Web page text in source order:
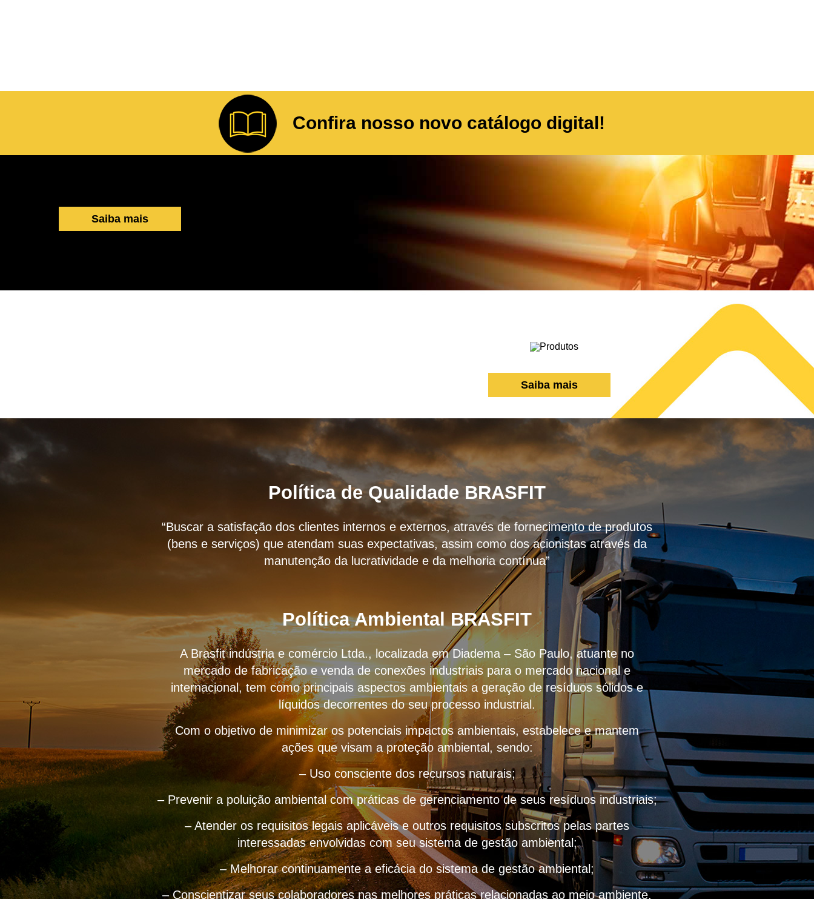
Confira nosso novo catálogo digital!
Saiba mais
Saiba mais
Política de Qualidade BRASFIT
“Buscar a satisfação dos clientes internos e externos, através de fornecimento de produtos
(bens e serviços) que atendam suas expectativas, assim como dos acionistas através da
manutenção da lucratividade e da melhoria contínua”
Política Ambiental BRASFIT
A Brasfit indústria e comércio Ltda., localizada em Diadema – São Paulo, atuante no
mercado de fabricação e venda de conexões industriais para o mercado nacional e
internacional, tem como principais aspectos ambientais a geração de resíduos sólidos e
líquidos decorrentes do seu processo industrial.
Com o objetivo de minimizar os potenciais impactos ambientais, estabelece e mantem
ações que visam a proteção ambiental, sendo:
– Uso consciente dos recursos naturais;
– Prevenir a poluição ambiental com práticas de gerenciamento de seus resíduos industriais;
– Atender os requisitos legais aplicáveis e outros requisitos subscritos pelas partes
interessadas envolvidas com seu sistema de gestão ambiental;
– Melhorar continuamente a eficácia do sistema de gestão ambiental;
– Conscientizar seus colaboradores nas melhores práticas relacionadas ao meio ambiente.